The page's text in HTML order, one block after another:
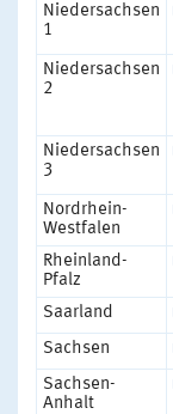
Niedersachsen
1
Niedersachsen
2
Niedersachsen
3
Nordrhein-
Westfalen
Rheinland-
Pfalz
Saarland
Sachsen
Sachsen-
Anhalt